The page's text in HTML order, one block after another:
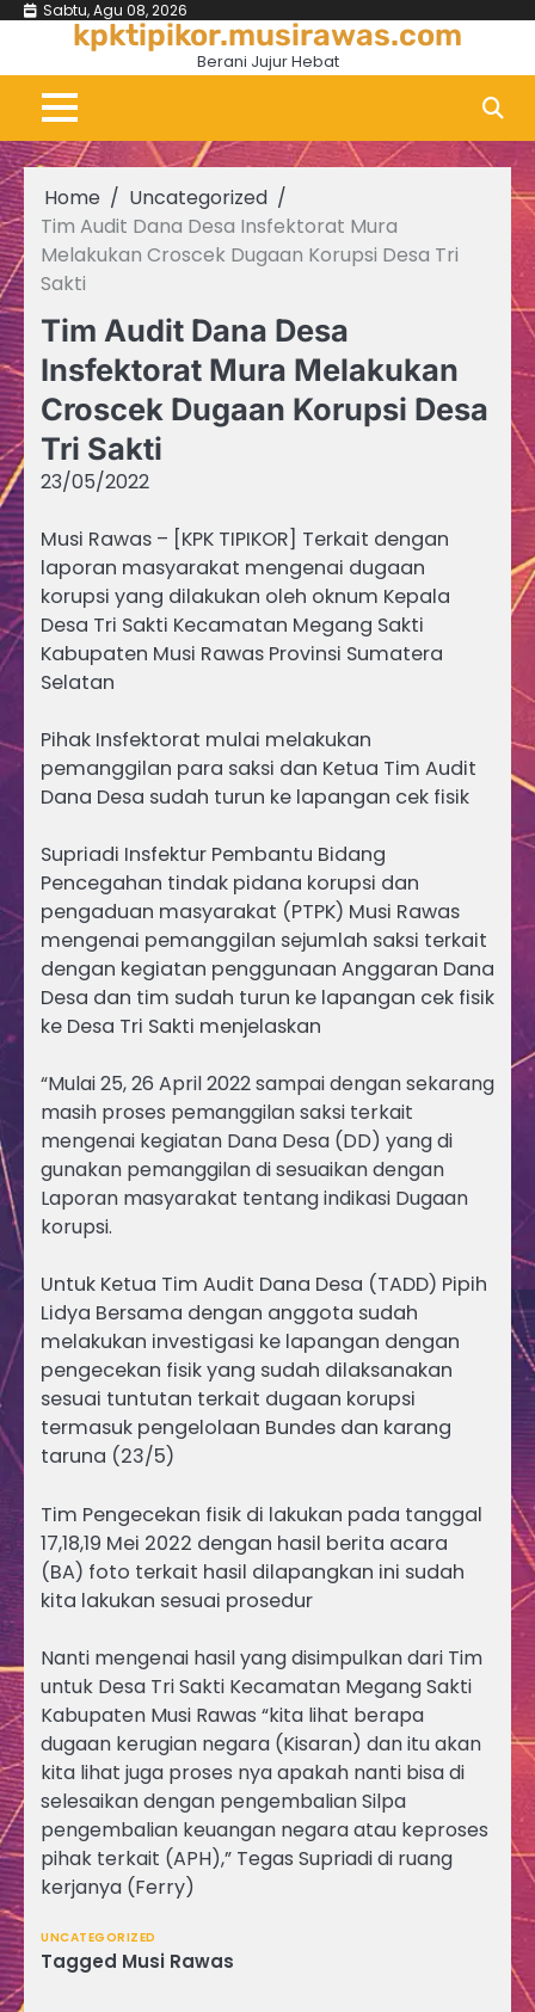
Skip
content
Sabtu, Agu 08, 2026
kpktipikor.musirawas.com
Berani Jujur Hebat
Home
Uncategorized
Tim Audit Dana Desa Insfektorat Mura
Melakukan Croscek Dugaan Korupsi Desa Tri
Sakti
Tim Audit Dana Desa
Insfektorat Mura Melakukan
Croscek Dugaan Korupsi Desa
Tri Sakti
23/05/2022
Musi Rawas – [KPK TIPIKOR] Terkait dengan
laporan masyarakat mengenai dugaan
korupsi yang dilakukan oleh oknum Kepala
Desa Tri Sakti Kecamatan Megang Sakti
Kabupaten Musi Rawas Provinsi Sumatera
Selatan
Pihak Insfektorat mulai melakukan
pemanggilan para saksi dan Ketua Tim Audit
Dana Desa sudah turun ke lapangan cek fisik
Supriadi Insfektur Pembantu Bidang
Pencegahan tindak pidana korupsi dan
pengaduan masyarakat (PTPK) Musi Rawas
mengenai pemanggilan sejumlah saksi terkait
dengan kegiatan penggunaan Anggaran Dana
Desa dan tim sudah turun ke lapangan cek fisik
ke Desa Tri Sakti menjelaskan
“Mulai 25, 26 April 2022 sampai dengan sekarang
masih proses pemanggilan saksi terkait
mengenai kegiatan Dana Desa (DD) yang di
gunakan pemanggilan di sesuaikan dengan
Laporan masyarakat tentang indikasi Dugaan
korupsi.
Untuk Ketua Tim Audit Dana Desa (TADD) Pipih
Lidya Bersama dengan anggota sudah
melakukan investigasi ke lapangan dengan
pengecekan fisik yang sudah dilaksanakan
sesuai tuntutan terkait dugaan korupsi
termasuk pengelolaan Bundes dan karang
taruna (23/5)
Tim Pengecekan fisik di lakukan pada tanggal
17,18,19 Mei 2022 dengan hasil berita acara
(BA) foto terkait hasil dilapangkan ini sudah
kita lakukan sesuai prosedur
Nanti mengenai hasil yang disimpulkan dari Tim
untuk Desa Tri Sakti Kecamatan Megang Sakti
Kabupaten Musi Rawas “kita lihat berapa
dugaan kerugian negara (Kisaran) dan itu akan
kita lihat juga proses nya apakah nanti bisa di
selesaikan dengan pengembalian Silpa
pengembalian keuangan negara atau keproses
pihak terkait (APH),” Tegas Supriadi di ruang
kerjanya (Ferry)
UNCATEGORIZED
Tagged Musi Rawas